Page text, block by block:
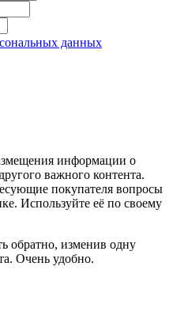
данных
информации о
важного контента.
покупателя вопросы
Используйте её по своему
обратно, изменив одну
Очень удобно.